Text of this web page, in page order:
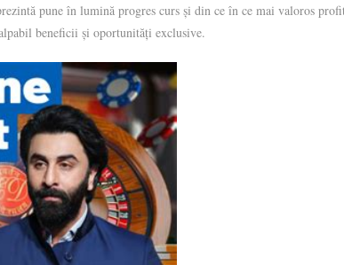
pune în lumină progres curs și din ce în ce mai valoros
beneficii și oportunități exclusive.